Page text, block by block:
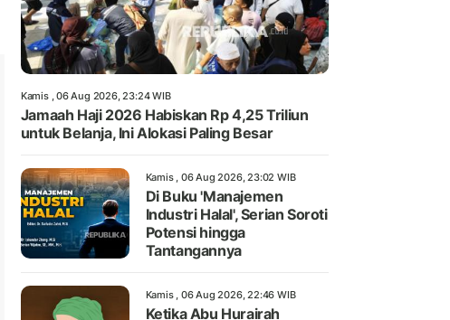
Kamis , 06 Aug 2026, 23:24 WIB
Jamaah Haji 2026 Habiskan Rp 4,25 Triliun
untuk Belanja, Ini Alokasi Paling Besar
Kamis , 06 Aug 2026, 23:02 WIB
Di Buku 'Manajemen
Industri Halal', Serian Soroti
Potensi hingga
Tantangannya
Kamis , 06 Aug 2026, 22:46 WIB
Ketika Abu Hurairah